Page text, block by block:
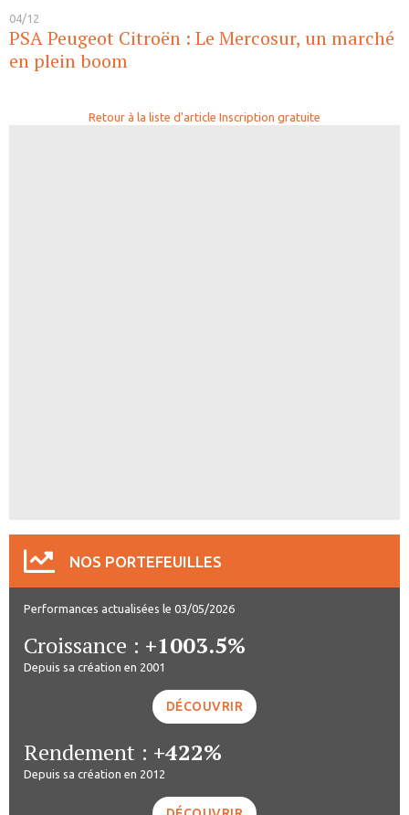
04/12
PSA Peugeot Citroën : Le Mercosur, un marché
en plein boom
Retour à la liste d'article Inscription gratuite
NOS PORTEFEUILLES
Performances actualisées le 03/05/2026
Croissance : +1003.5%
Depuis sa création en 2001
DÉCOUVRIR
Rendement : +422%
Depuis sa création en 2012